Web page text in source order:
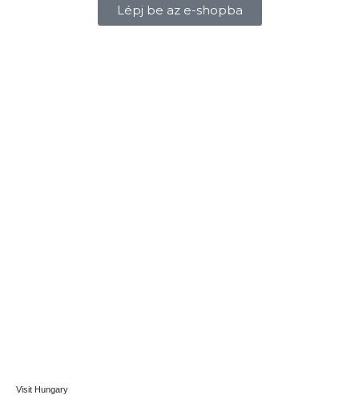
Lépj be az e-shopba
Visit Hungary